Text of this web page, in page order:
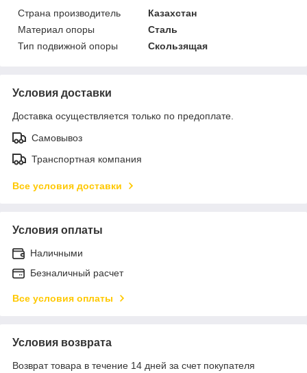
Страна производитель
Казахстан
Материал опоры
Сталь
Тип подвижной опоры
Скользящая
Условия доставки
Доставка осуществляется только по предоплате.
Самовывоз
Транспортная компания
Все условия доставки
Условия оплаты
Наличными
Безналичный расчет
Все условия оплаты
Условия возврата
Возврат товара в течение 14 дней за счет покупателя